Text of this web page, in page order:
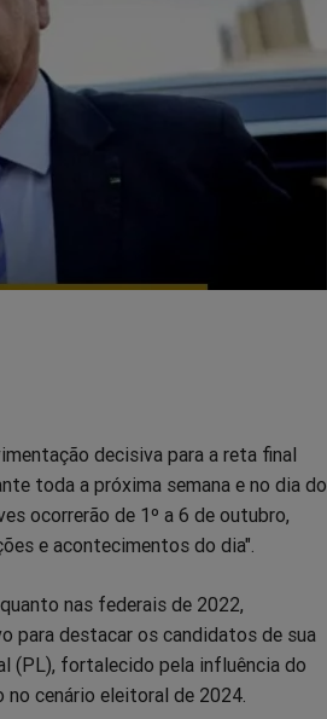
decisiva para a reta final
toda a próxima semana e no dia do
ocorrerão de 1º a 6 de outubro,
e acontecimentos do dia".
nas federais de 2022,
para destacar os candidatos de sua
(PL), fortalecido pela influência do
cenário eleitoral de 2024.